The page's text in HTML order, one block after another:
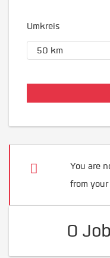
Umkreis
You are
from
0